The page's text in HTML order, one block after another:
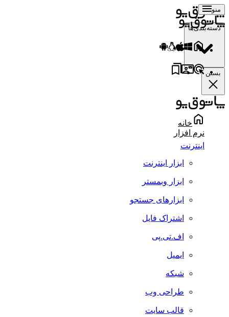
منو
دسته‌بندی‌ها
بستن
خانه
نرم افزار
اینترنت
ابزار اینترنت
ابزار وبمستر
ابزارهای جستجو
اشتراک فایل
اف.تی.پی
ایمیل
شبکه
طراحی وب
قالب سایت